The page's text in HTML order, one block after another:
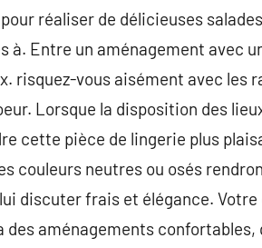
réaliser de délicieuses
à. Entre un aménagement avec
risquez-vous aisément avec les
Lorsque la disposition des
cette pièce de lingerie plus
couleurs neutres ou osés
discuter frais et élégance.
des aménagements